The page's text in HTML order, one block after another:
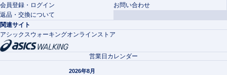
会員登録・ログイン
お問い合わせ
返品・交換について
関連サイト
アシックスウォーキングオンラインストア
営業日カレンダー
2026年8月